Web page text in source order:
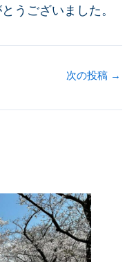
うございました。
次の投稿 →